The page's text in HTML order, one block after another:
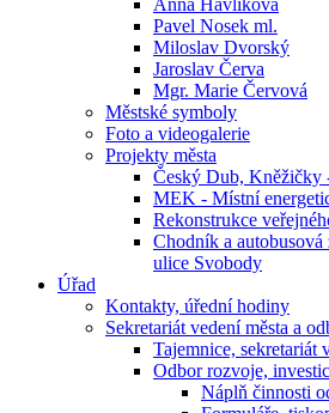
Anna Havlíková
Pavel Nosek ml.
Miloslav Dvorský
Jaroslav Červa
Mgr. Marie Červová
Městské symboly
Foto a videogalerie
Projekty města
Český Dub, Kněžičky
MEK - Místní
Rekonstrukce
Chodník a
ulice Svobody
Úřad
Kontakty, úřední hodiny
Sekretariát vedení města a
Tajemnice, sekretariát
Odbor rozvoje,
Náplň činnosti